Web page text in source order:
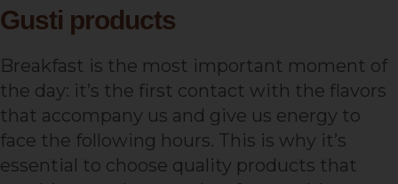
Gusti products
Breakfast is the most important moment of
the day: it’s the first contact with the flavors
that accompany us and give us energy to
face the following hours. This is why it’s
essential to choose quality products that